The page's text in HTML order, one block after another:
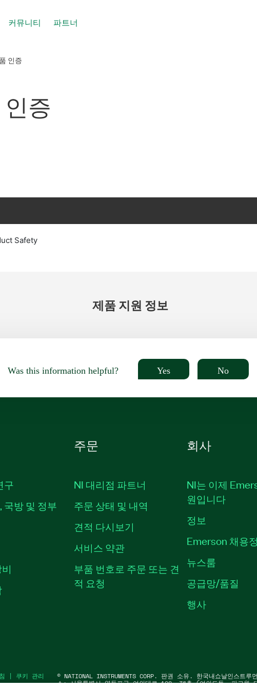
커뮤니티 파트너
인증
인증
Safety
제품 지원 정보
Was this information helpful? Yes No
구
국방 및 정부
주문
NI 대리점 파트너
주문 상태 및 내역
견적 다시보기
서비스 약관
부품 번호로 주문 또는 견
적 요청
회사
NI는 이제
원입니다
정보
Emerson 채용
뉴스룸
공급망/품질
행사
| 쿠키 관리 © NATIONAL INSTRUMENTS CORP. 판권 소유. 한국내쇼날인스트
소: 서울특별시 영등포구 여의대로 108, 36층 (여의도동, 파크원